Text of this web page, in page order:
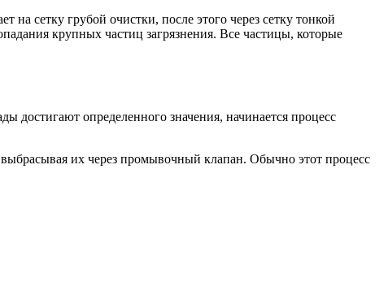
сетку грубой очистки, после этого через сетку тонкой
крупных частиц загрязнения. Все частицы, которые
достигают определенного значения, начинается процесс
их через промывочный клапан. Обычно этот процесс